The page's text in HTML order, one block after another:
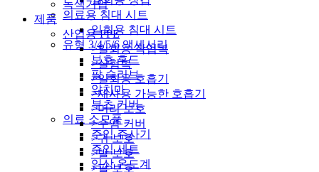
녹색기업‌
제품
산업용 PPE
>일회용 작업복
>실험복
>일회용 호흡기
>재사용 가능한 호흡기
>머리 보호
>수염 커버
>귀 보호
>발 보호
>팔 보호
의료용 침대 시트
일회용 침대 시트
유형 3/4/5/6 액세서리
보호 후드
팔 슬리브
앞치마
부츠 커버
의료 소모품
주입 주사기
주입 세트
임상 온도계